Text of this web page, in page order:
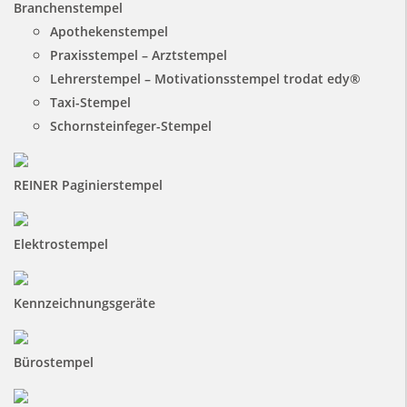
Branchenstempel
Apothekenstempel
Praxisstempel – Arztstempel
Lehrerstempel – Motivationsstempel trodat edy®
Taxi-Stempel
Schornsteinfeger-Stempel
REINER Paginierstempel
Elektrostempel
Kennzeichnungsgeräte
Bürostempel